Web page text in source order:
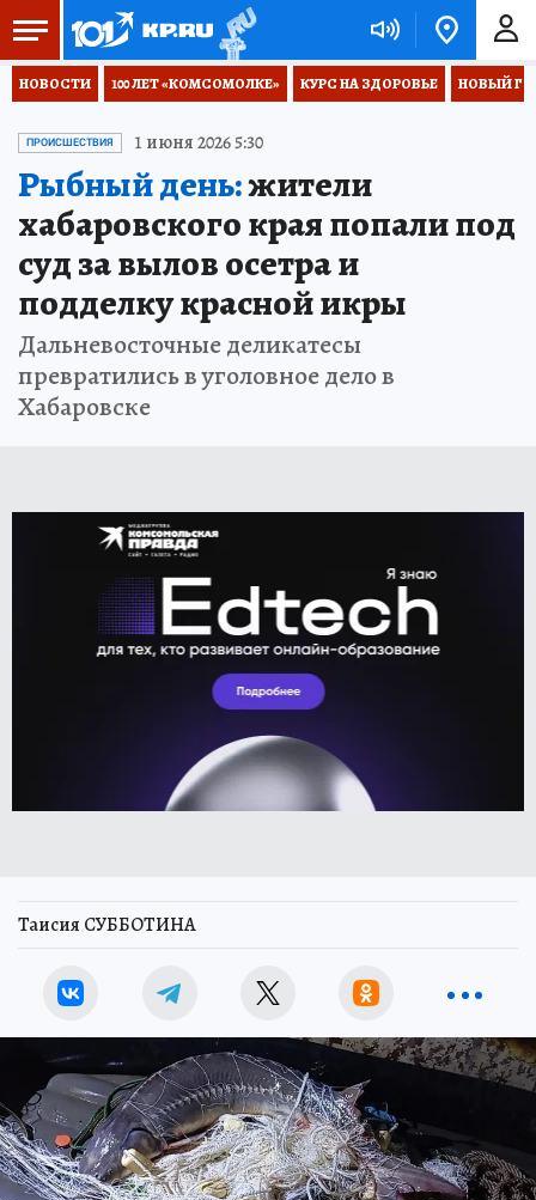
НОВОСТИ 100 ЛЕТ «КОМСОМОЛКЕ» КУРС НА ЗДОРОВЬЕ НОВЫЙ
ПРОИСШЕСТВИЯ 1 июня 2026 5:30
Рыбный день:жители
хабаровского края попали под
суд за вылов осетра и
подделку красной икры
Дальневосточные деликатесы
превратились в уголовное дело в
Хабаровске
Таисия СУББОТИНА